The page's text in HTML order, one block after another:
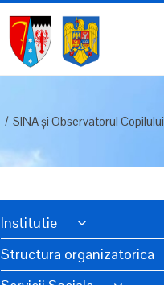
SINA și Observatorul Copilului
Institutie
Structura organizatorica